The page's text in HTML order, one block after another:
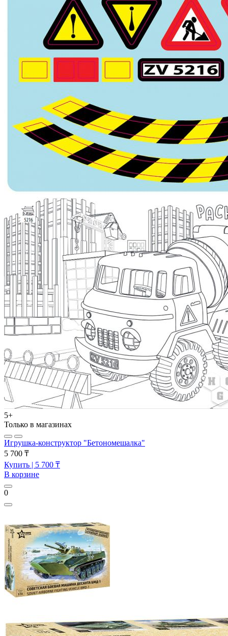
5+
Только в магазинах
Игрушка-конструктор "Бетономешалка"
5 700 ₸
Купить | 5 700 ₸
В корзине
0